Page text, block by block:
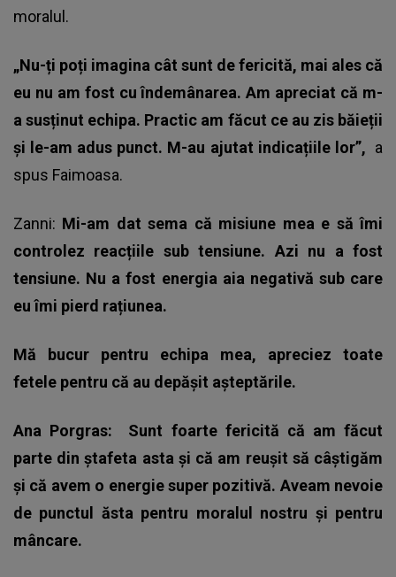
moralul.
„Nu-ți poți imagina cât sunt de fericită, mai ales că
eu nu am fost cu îndemânarea. Am apreciat că m-
a susținut echipa. Practic am făcut ce au zis băieții
și le-am adus punct. M-au ajutat indicațiile lor”, a
spus Faimoasa.
Zanni: Mi-am dat sema că misiune mea e să îmi
controlez reacțiile sub tensiune. Azi nu a fost
tensiune. Nu a fost energia aia negativă sub care
eu îmi pierd rațiunea.
Mă bucur pentru echipa mea, apreciez toate
fetele pentru că au depășit așteptările.
Ana Porgras: Sunt foarte fericită că am făcut
parte din ștafeta asta și că am reușit să câștigăm
și că avem o energie super pozitivă. Aveam nevoie
de punctul ăsta pentru moralul nostru și pentru
mâncare.